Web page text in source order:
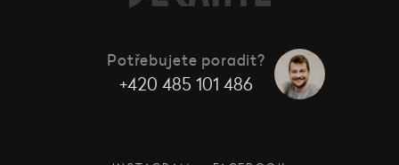
Potřebujete poradit?
+420 485 101 486